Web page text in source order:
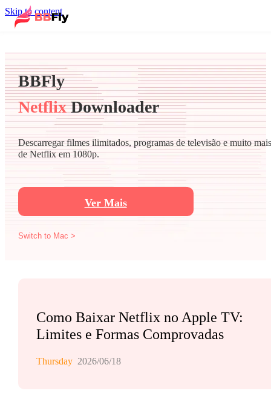
Skip to content
BBFly
NetflixDownloader
Descarregar filmes ilimitados, programas de televisão e muito mais
de Netflix em 1080p.
Ver Mais
Switch to Mac >
Como Baixar Netflix no Apple TV:
Limites e Formas Comprovadas
Thursday 2026/06/18